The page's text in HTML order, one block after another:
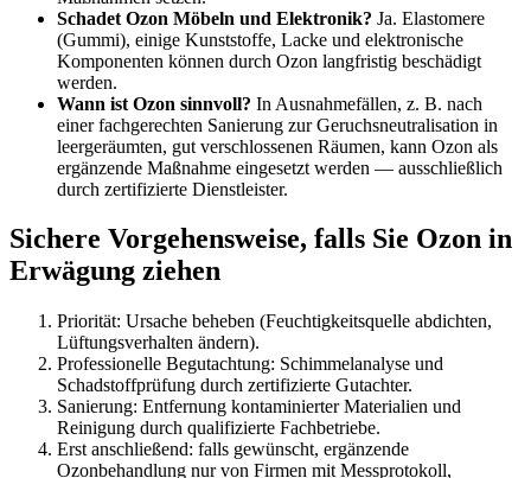
Schadet Ozon Möbeln und Elektronik? Ja. Elastomere
(Gummi), einige Kunststoffe, Lacke und elektronische
Komponenten können durch Ozon langfristig beschädigt
werden.
Wann ist Ozon sinnvoll? In Ausnahmefällen, z. B. nach
einer fachgerechten Sanierung zur Geruchsneutralisation in
leergeräumten, gut verschlossenen Räumen, kann Ozon als
ergänzende Maßnahme eingesetzt werden — ausschließlich
durch zertifizierte Dienstleister.
Sichere Vorgehensweise, falls Sie Ozon in
Erwägung ziehen
Priorität: Ursache beheben (Feuchtigkeitsquelle abdichten,
Lüftungsverhalten ändern).
Professionelle Begutachtung: Schimmelanalyse und
Schadstoffprüfung durch zertifizierte Gutachter.
Sanierung: Entfernung kontaminierter Materialien und
Reinigung durch qualifizierte Fachbetriebe.
Erst anschließend: falls gewünscht, ergänzende
Ozonbehandlung nur von Firmen mit Messprotokoll,